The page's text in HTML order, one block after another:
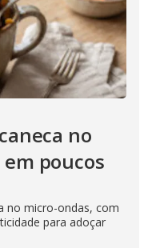
no
poucos
no micro-ondas, com
para adoçar